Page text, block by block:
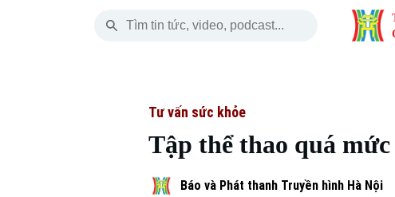
Hà Nội
Chính trị
Xã hội
Người Hà Nội
Khoảnh khắc Hà Nội
Quân sự
Hồ sơ Tài
Tư vấn sức khỏe
Tập thể thao quá
Báo và Phát thanh Truyền hình Hà Nội